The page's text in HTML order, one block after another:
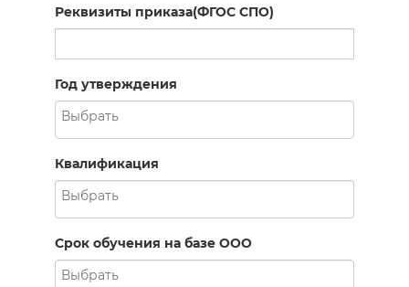
Реквизиты приказа(ФГОС СПО)
Год утверждения
Квалификация
Срок обучения на базе ООО